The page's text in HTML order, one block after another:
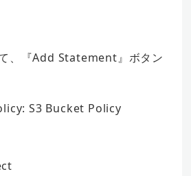
、『Add Statement』ボタン
S3 Bucket Policy